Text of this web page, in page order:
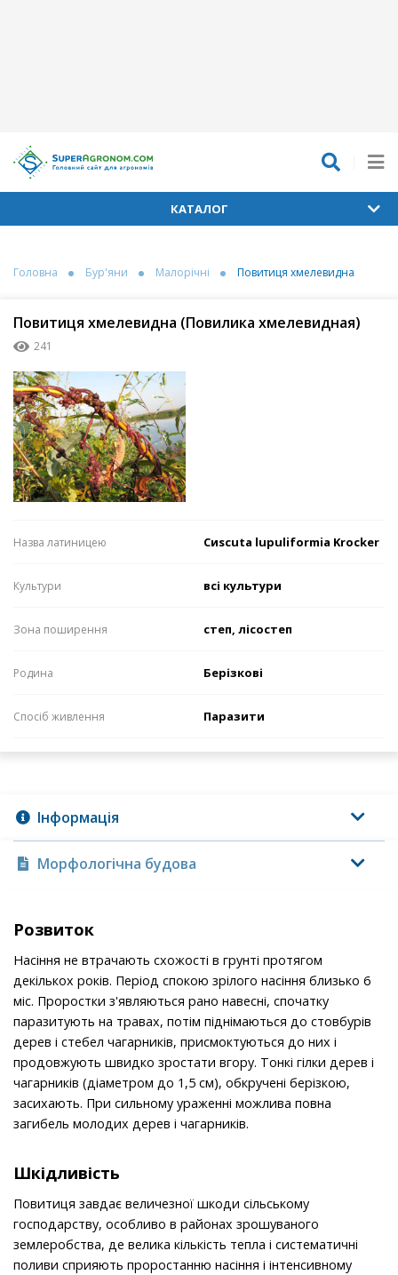
КАТАЛОГ
Головна Бур'яни Малорічні Повитиця хмелевидна
Повитиця хмелевидна (Повилика хмелевидная)
241
Назва латиницею Сиscuta lupuliformiа Krocker
Культури всі культури
Зона поширення степ, лісостеп
Родина Берізкові
Спосіб живлення Паразити
Інформація
Морфологічна будова
Розвиток
Насіння не втрачають схожості в грунті протягом
декількох років. Період спокою зрілого насіння близько 6
міс. Проростки з'являються рано навесні, спочатку
паразитують на травах, потім піднімаються до стовбурів
дерев і стебел чагарників, присмоктуються до них і
продовжують швидко зростати вгору. Тонкі гілки дерев і
чагарників (діаметром до 1,5 см), обкручені берізкою,
засихають. При сильному ураженні можлива повна
загибель молодих дерев і чагарників.
Шкідливість
Повитиця завдає величезної шкоди сільському
господарству, особливо в районах зрошуваного
землеробства, де велика кількість тепла і систематичні
поливи сприяють проростанню насіння і інтенсивному